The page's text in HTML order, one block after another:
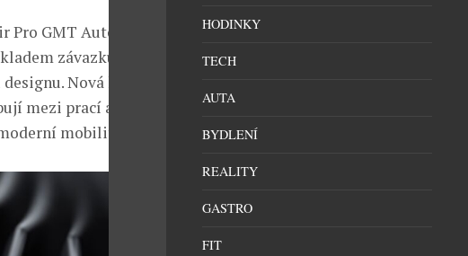
GMT Automatic,
závazku
Nová kolekce
mezi prací a
mobilitu.
HODINKY
TECH
AUTA
BYDLENÍ
REALITY
GASTRO
FIT